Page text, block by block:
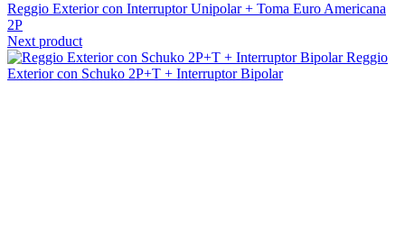
Reggio Exterior con Interruptor Unipolar + Toma Euro Americana
2P
Next product
Reggio
Exterior con Schuko 2P+T + Interruptor Bipolar